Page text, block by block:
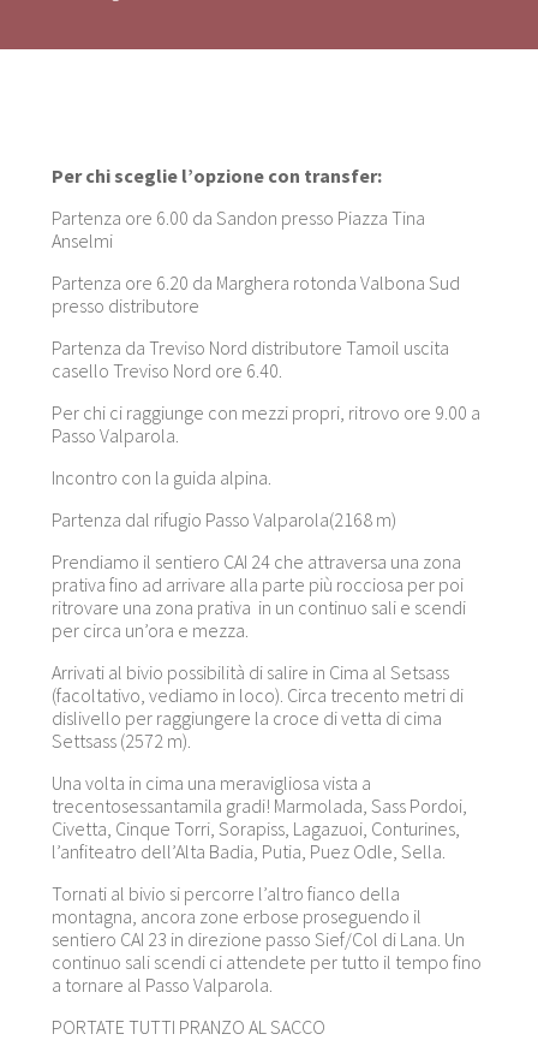
Per chi sceglie l’opzione con transfer:
Partenza ore 6.00 da Sandon presso Piazza Tina
Anselmi
Partenza ore 6.20 da Marghera rotonda Valbona Sud
presso distributore
Partenza da Treviso Nord distributore Tamoil uscita
casello Treviso Nord ore 6.40.
Per chi ci raggiunge con mezzi propri, ritrovo ore 9.00 a
Passo Valparola.
Incontro con la guida alpina.
Partenza dal rifugio Passo Valparola(2168 m)
Prendiamo il sentiero CAI 24 che attraversa una zona
prativa fino ad arrivare alla parte più rocciosa per poi
ritrovare una zona prativa in un continuo sali e scendi
per circa un’ora e mezza.
Arrivati al bivio possibilità di salire in Cima al Setsass
(facoltativo, vediamo in loco). Circa trecento metri di
dislivello per raggiungere la croce di vetta di cima
Settsass (2572 m).
Una volta in cima una meravigliosa vista a
trecentosessantamila gradi! Marmolada, Sass Pordoi,
Civetta, Cinque Torri, Sorapiss, Lagazuoi, Conturines,
l’anfiteatro dell’Alta Badia, Putia, Puez Odle, Sella.
Tornati al bivio si percorre l’altro fianco della
montagna, ancora zone erbose proseguendo il
sentiero CAI 23 in direzione passo Sief/Col di Lana. Un
continuo sali scendi ci attendete per tutto il tempo fino
a tornare al Passo Valparola.
PORTATE TUTTI PRANZO AL SACCO